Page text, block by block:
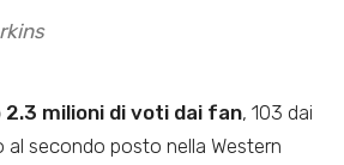
milioni di voti dai fan, 103 dai
secondo posto nella Western